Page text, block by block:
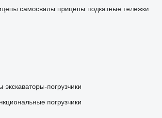
самосвалы прицепы подкатные тележки
экскаваторы-погрузчики
погрузчики